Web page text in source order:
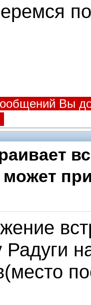
Вы
может
Радуги